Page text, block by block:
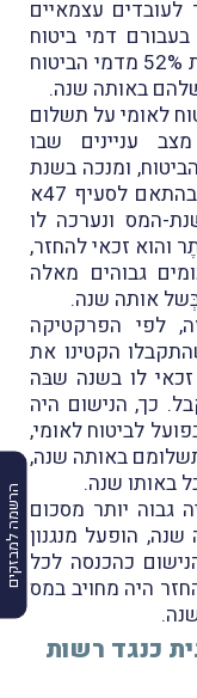
הרשמה למבזקים
לעובדים עצמאיים
דמי ביטוח
לאומי כאמור, לנַכּוֹת מהכנסתם החייבת 52% מדמי הביטוח
באותה שנה.
לאומי על תשלום
עניינים שבו
ומנכה בשנת
מס נתונה 52% מהמקדמה ששולמה בהתאם לסעיף 47א
המס ונערכה לו
והוא זכאי להחזר,
גבוהים מאלה
אותה שנה.
לפי הפרקטיקה
הקטינו את
היה זכאי לו בשנה שבּה
כך, הנישום היה
ששילם בפועל לביטוח לאומי,
באותה שנה,
באותו שנה.
גבוה יותר מסכום
הופעל מנגנון
שקיבל הנישום כהכנסה לכל
היה מחויב במס
כנגד רשות